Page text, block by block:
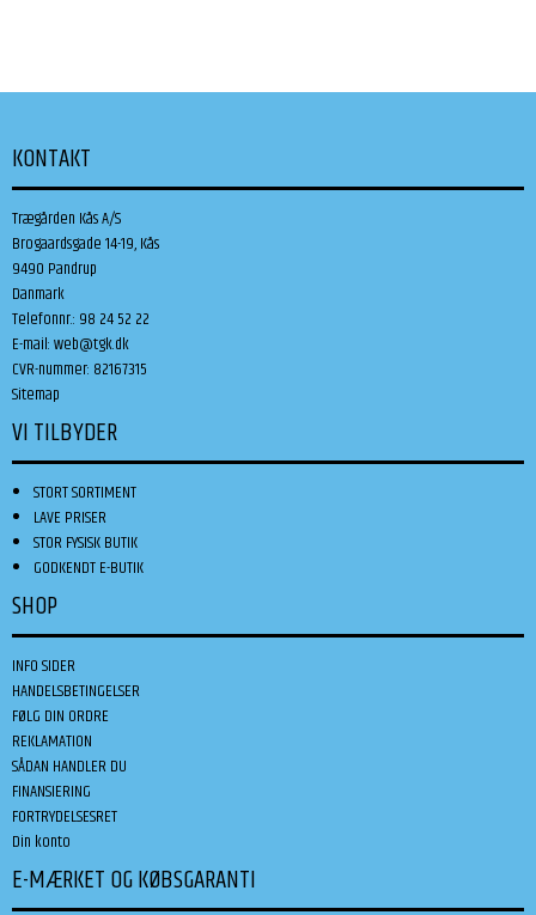
KONTAKT
Trægården Kås A/S
Brogaardsgade 14-19, Kås
9490 Pandrup
Danmark
Telefonnr.: 98 24 52 22
E-mail:web@tgk.dk
CVR-nummer: 82167315
Sitemap
VI TILBYDER
STORT SORTIMENT
LAVE PRISER
STOR FYSISK BUTIK
GODKENDT E-BUTIK
SHOP
INFO SIDER
HANDELSBETINGELSER
FØLG DIN ORDRE
REKLAMATION
SÅDAN HANDLER DU
FINANSIERING
FORTRYDELSESRET
Din konto
E-MÆRKET OG KØBSGARANTI